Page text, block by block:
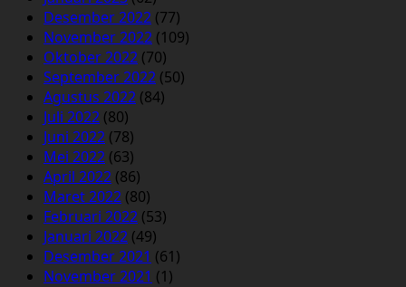
Desember 2022 (77)
November 2022 (109)
Oktober 2022 (70)
September 2022 (50)
Agustus 2022 (84)
Juli 2022 (80)
Juni 2022 (78)
Mei 2022 (63)
April 2022 (86)
Maret 2022 (80)
Februari 2022 (53)
Januari 2022 (49)
Desember 2021 (61)
November 2021 (1)